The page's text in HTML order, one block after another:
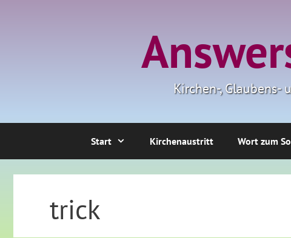
Kirchen-,
Start Kirchenaustritt Wort zum
trick